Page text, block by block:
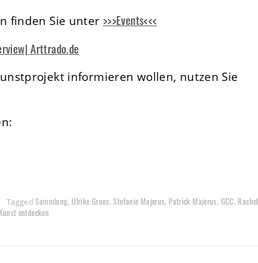
finden Sie unter >>>Events<<<
Arttrado.de
informieren wollen, nutzen Sie
TaggedSammlung, Ulrike Groos,Stefanie Majerus, Patrick Majerus, GCC, Rachel
Kunst entdecken